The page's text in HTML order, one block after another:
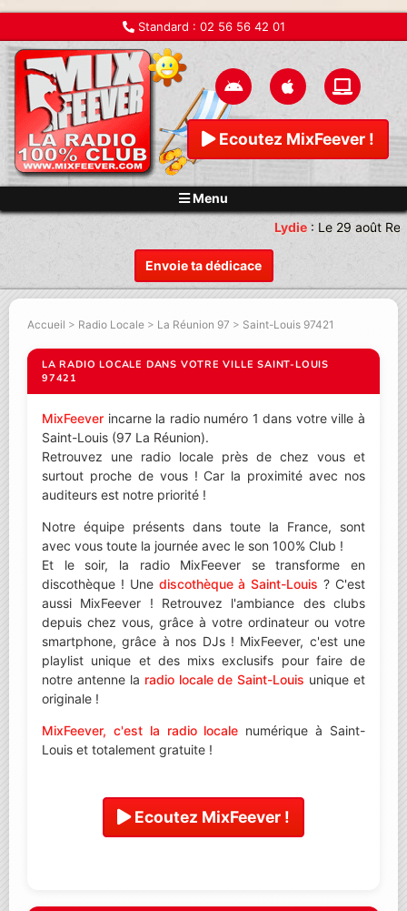
Standard : 02 56 56 42 01
Ecoutez MixFeever !
Menu
Envoie ta dédicace
Lydie: Le 29 août
Accueil > Radio Locale > La Réunion 97 > Saint-Louis 97421
LA RADIO LOCALE DANS VOTRE VILLE SAINT-LOUIS
97421
MixFeever incarne la radio numéro 1 dans votre ville à
Saint-Louis (97 La Réunion).
Retrouvez une radio locale près de chez vous et
surtout proche de vous ! Car la proximité avec nos
auditeurs est notre priorité !
Notre équipe présents dans toute la France, sont
avec vous toute la journée avec le son 100% Club !
Et le soir, la radio MixFeever se transforme en
discothèque ! Une discothèque à Saint-Louis ? C'est
aussi MixFeever ! Retrouvez l'ambiance des clubs
depuis chez vous, grâce à votre ordinateur ou votre
smartphone, grâce à nos DJs ! MixFeever, c'est une
playlist unique et des mixs exclusifs pour faire de
notre antenne la radio locale de Saint-Louis unique et
originale !
MixFeever, c'est la radio locale numérique à Saint-
Louis et totalement gratuite !
Ecoutez MixFeever !